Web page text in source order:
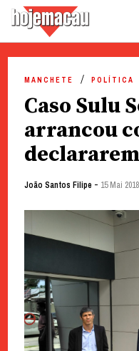
content
MANCHETE POLÍTICA
Caso Sulu
arrancou
João Santos Filipe - 15 Mai 2018